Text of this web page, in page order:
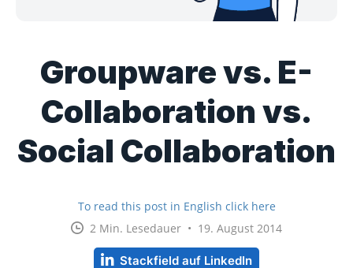
Groupware vs. E-
Collaboration vs.
Social Collaboration
To read this post in English click here
2 Min. Lesedauer • 19. August 2014
Stackfield auf LinkedIn